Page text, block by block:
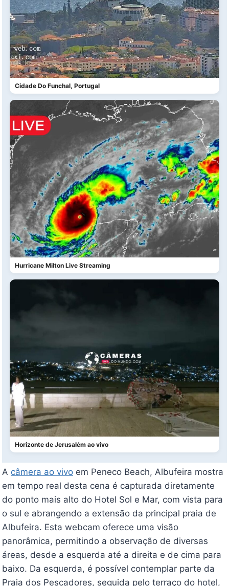
Cidade Do Funchal, Portugal
Hurricane Milton Live Streaming
Horizonte de Jerusalém ao vivo
A câmera ao vivo em Peneco Beach, Albufeira mostra
em tempo real desta cena é capturada diretamente
do ponto mais alto do Hotel Sol e Mar, com vista para
o sul e abrangendo a extensão da principal praia de
Albufeira. Esta webcam oferece uma visão
panorâmica, permitindo a observação de diversas
áreas, desde a esquerda até a direita e de cima para
baixo. Da esquerda, é possível contemplar parte da
Praia dos Pescadores, seguida pelo terraço do hotel,